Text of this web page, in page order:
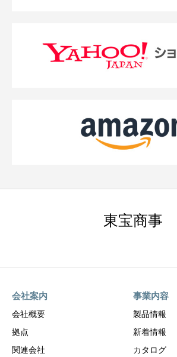
東宝商事
会社案内
会社概要
拠点
関連会社
事業内容
製品情報
新着情報
カタログ